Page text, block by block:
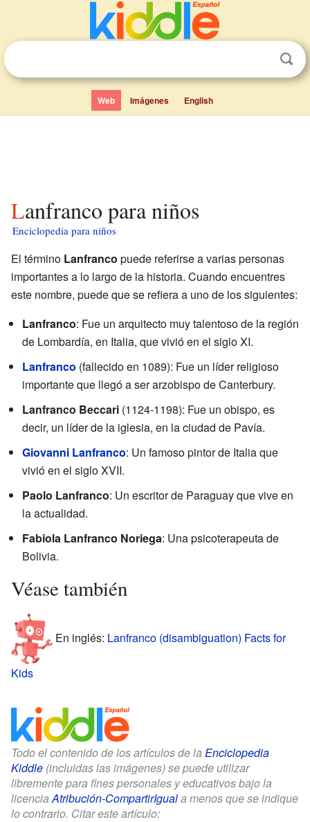
Web Imágenes English
Lanfranco para niños
Enciclopedia para niños
El término Lanfranco puede referirse a varias personas
importantes a lo largo de la historia. Cuando encuentres
este nombre, puede que se refiera a uno de los siguientes:
Lanfranco: Fue un arquitecto muy talentoso de la región
de Lombardía, en Italia, que vivió en el siglo XI.
Lanfranco (fallecido en 1089): Fue un líder religioso
importante que llegó a ser arzobispo de Canterbury.
Lanfranco Beccari (1124-1198): Fue un obispo, es
decir, un líder de la iglesia, en la ciudad de Pavía.
Giovanni Lanfranco: Un famoso pintor de Italia que
vivió en el siglo XVII.
Paolo Lanfranco: Un escritor de Paraguay que vive en
la actualidad.
Fabiola Lanfranco Noriega: Una psicoterapeuta de
Bolivia.
Véase también
En inglés: Lanfranco (disambiguation) Facts for
Kids
Todo el contenido de los artículos de la Enciclopedia
Kiddle (incluidas las imágenes) se puede utilizar
libremente para fines personales y educativos bajo la
licenciaAtribución-CompartirIguala menos que se indique
lo contrario. Citar este artículo: